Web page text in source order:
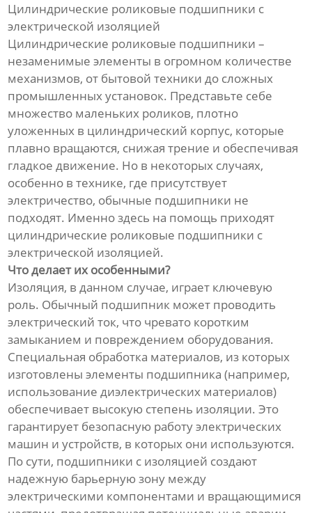
Цилиндрические роликовые подшипники с
электрической изоляцией
Цилиндрические роликовые подшипники –
незаменимые элементы в огромном количестве
механизмов, от бытовой техники до сложных
промышленных установок. Представьте себе
множество маленьких роликов, плотно
уложенных в цилиндрический корпус, которые
плавно вращаются, снижая трение и обеспечивая
гладкое движение. Но в некоторых случаях,
особенно в технике, где присутствует
электричество, обычные подшипники не
подходят. Именно здесь на помощь приходят
цилиндрические роликовые подшипники с
электрической изоляцией.
Что делает их особенными?
Изоляция, в данном случае, играет ключевую
роль. Обычный подшипник может проводить
электрический ток, что чревато коротким
замыканием и повреждением оборудования.
Специальная обработка материалов, из которых
изготовлены элементы подшипника (например,
использование диэлектрических материалов)
обеспечивает высокую степень изоляции. Это
гарантирует безопасную работу электрических
машин и устройств, в которых они используются.
По сути, подшипники с изоляцией создают
надежную барьерную зону между
электрическими компонентами и вращающимися